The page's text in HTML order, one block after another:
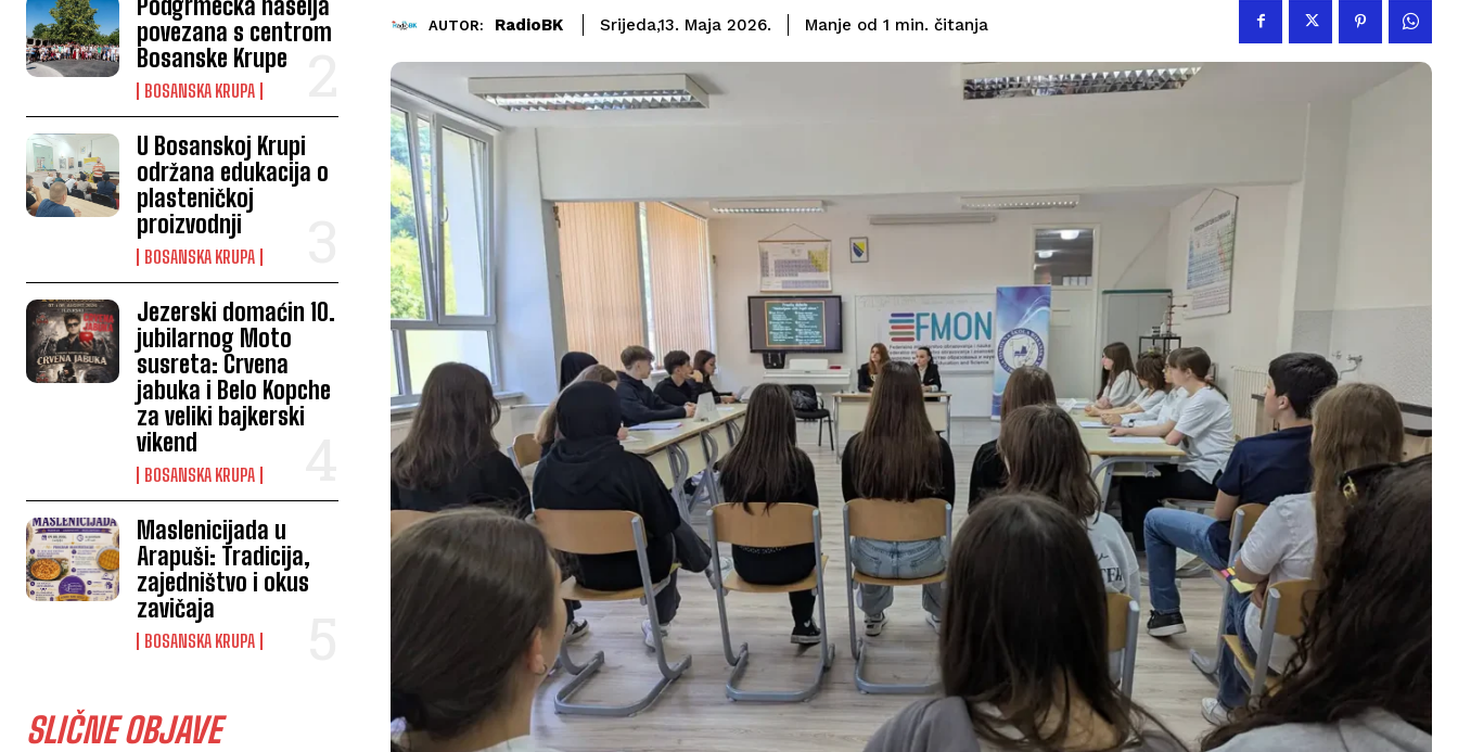
povezana s centrom
Bosanske Krupe
BOSANSKA KRUPA
U Bosanskoj Krupi
održana edukacija o
plasteničkoj
proizvodnji
BOSANSKA KRUPA
Jezerski domaćin 10.
jubilarnog Moto
susreta: Crvena
jabuka i Belo Kopche
za veliki bajkerski
vikend
BOSANSKA KRUPA
Maslenicijada u
Arapuši: Tradicija,
zajedništvo i okus
zavičaja
BOSANSKA KRUPA
SLIČNE OBJAVE
AUTOR: RadioBK Srijeda,13. Maja 2026. Manje od 1 min. čitanja